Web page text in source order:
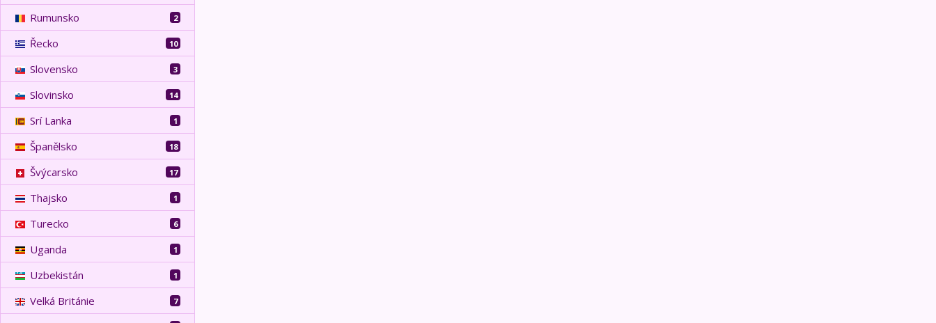
Rumunsko 2
Řecko 10
Slovensko 3
Slovinsko 14
Srí Lanka 1
Španělsko 18
Švýcarsko 17
Thajsko 1
Turecko 6
Uganda 1
Uzbekistán 1
Velká Británie 7